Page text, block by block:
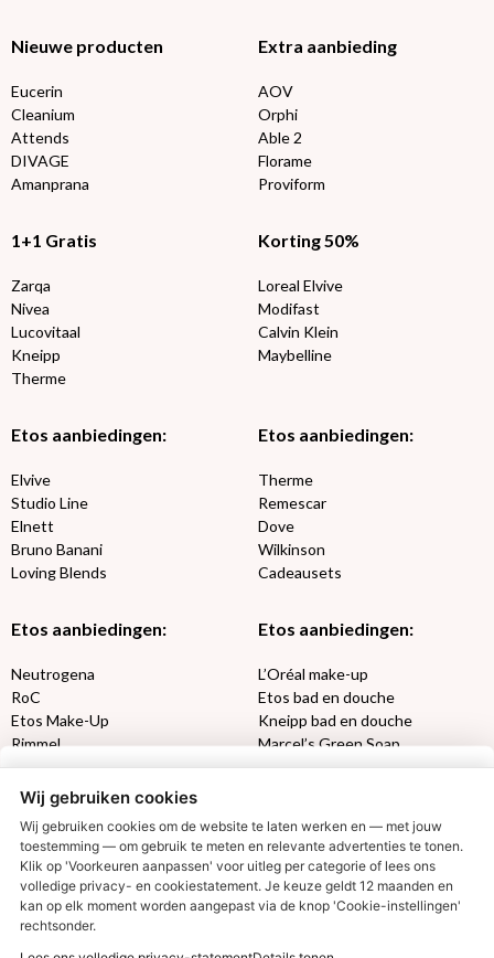
Nieuwe producten
Eucerin
Cleanium
Attends
DIVAGE
Amanprana
Extra aanbieding
AOV
Orphi
Able 2
Florame
Proviform
1+1 Gratis
Zarqa
Nivea
Lucovitaal
Kneipp
Therme
Korting 50%
Loreal Elvive
Modifast
Calvin Klein
Maybelline
Etos aanbiedingen:
Elvive
Studio Line
Elnett
Bruno Banani
Loving Blends
Etos aanbiedingen:
Therme
Remescar
Dove
Wilkinson
Cadeausets
Etos aanbiedingen:
Neutrogena
RoC
Etos Make-Up
Rimmel
Max Factor
Etos aanbiedingen:
L’Oréal make-up
Etos bad en douche
Kneipp bad en douche
Marcel’s Green Soap
Oral-B
Etos aanbiedingen:
Aussie
Gillette
Gezichtsverzorging
DETOXEN
Always
Libresse
Gliss Kur
Wij gebruiken cookies
Wij gebruiken cookies om de website te laten werken en — met jouw
toestemming — om gebruik te meten en relevante advertenties te tonen.
Klik op 'Voorkeuren aanpassen' voor uitleg per categorie of lees ons
volledige privacy- en cookiestatement. Je keuze geldt 12 maanden en
kan op elk moment worden aangepast via de knop 'Cookie-instellingen'
rechtsonder.€2,50 korting?